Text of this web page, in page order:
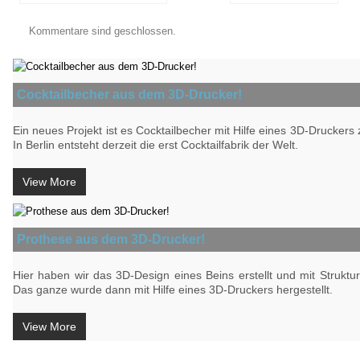
Kommentare sind geschlossen.
Cocktailbecher aus dem 3D-Drucker!
Ein neues Projekt ist es Cocktailbecher mit Hilfe eines 3D-Druckers
In Berlin entsteht derzeit die erst Cocktailfabrik der Welt.
View More
Prothese aus dem 3D-Drucker!
Hier haben wir das 3D-Design eines Beins erstellt und mit
Das ganze wurde dann mit Hilfe eines 3D-Druckers hergestellt.
View More